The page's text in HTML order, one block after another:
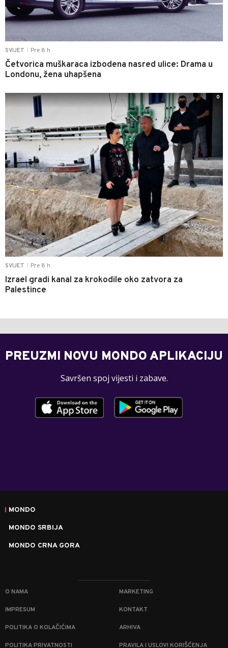
SVIJET Pre 8 h
Četvorica muškaraca izbodena nasred ulice: Drama u
Londonu, žena uhapšena
SVIJET Pre 8 h
Izrael gradi kanal za krokodile oko zatvora za
Palestince
0
PREUZMI NOVU MONDO APLIKACIJU
Savršen spoj vijesti i zabave.
MONDO
MONDO SRBIJA
MONDO CRNA GORA
O NAMA MARKETING
IMPRESUM KONTAKT
POLITIKA O KOLAČIĆIMA ARHIVA
POLITIKA PRIVATNOSTI PRAVILA I USLOVI KORIŠĆENJA